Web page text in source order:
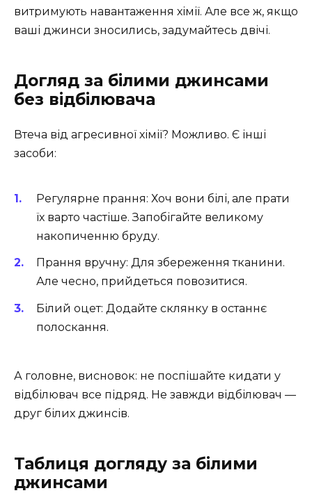
витримують навантаження хімії. Але все ж, якщо
ваші джинси зносились, задумайтесь двічі.
Догляд за білими джинсами
без відбілювача
Втеча від агресивної хімії? Можливо. Є інші
засоби:
Регулярне прання: Хоч вони білі, але прати
їх варто частіше. Запобігайте великому
накопиченню бруду.
Прання вручну: Для збереження тканини.
Але чесно, прийдеться повозитися.
Білий оцет: Додайте склянку в останнє
полоскання.
А головне, висновок: не поспішайте кидати у
відбілювач все підряд. Не завжди відбілювач —
друг білих джинсів.
Таблиця догляду за білими
джинсами